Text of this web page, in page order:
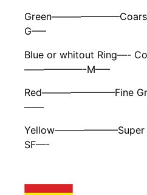
G—–
Blue or whitout Ring—-
——————-M—–
Red———————–Fine
——
SF—-